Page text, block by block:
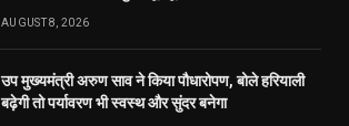
AUGUST 8, 2026
उप मुख्यमंत्री अरुण साव ने किया पौधारोपण, बोले हरियाली
बढ़ेगी तो पर्यावरण भी स्वस्थ और सुंदर बनेगा